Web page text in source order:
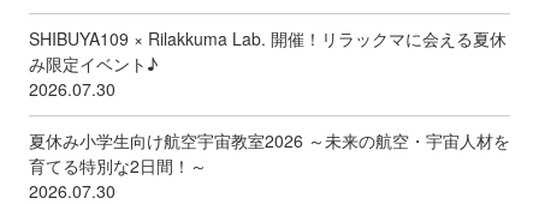
SHIBUYA109 × Rilakkuma Lab. 開催！リラックマに会える夏休
み限定イベント♪
2026.07.30
夏休み小学生向け航空宇宙教室2026 ～未来の航空・宇宙人材を
育てる特別な2日間！～
2026.07.30